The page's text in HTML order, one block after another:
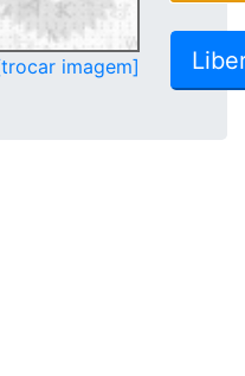
imagem]